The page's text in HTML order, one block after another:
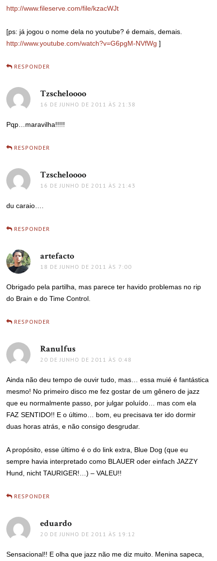
http://www.fileserve.com/file/kzacWJt
[ps: já jogou o nome dela no youtube? é demais, demais.
http://www.youtube.com/watch?v=G6pgM-NVfWg ]
RESPONDER
Tzscheloooo
16 DE JUNHO DE 2011 ÀS 21:38
Pqp…maravilha!!!!!
RESPONDER
Tzscheloooo
16 DE JUNHO DE 2011 ÀS 21:43
du caraio….
RESPONDER
artefacto
18 DE JUNHO DE 2011 ÀS 7:00
Obrigado pela partilha, mas parece ter havido problemas no rip
do Brain e do Time Control.
RESPONDER
Ranulfus
20 DE JUNHO DE 2011 ÀS 0:48
Ainda não deu tempo de ouvir tudo, mas… essa muié é fantástica
mesmo! No primeiro disco me fez gostar de um gênero de jazz
que eu normalmente passo, por julgar poluído… mas com ela
FAZ SENTIDO!! E o último… bom, eu precisava ter ido dormir
duas horas atrás, e não consigo desgrudar.
A propósito, esse último é o do link extra, Blue Dog (que eu
sempre havia interpretado como BLAUER oder einfach JAZZY
Hund, nicht TAURIGER!…) – VALEU!!
RESPONDER
eduardo
20 DE JUNHO DE 2011 ÀS 19:12
Sensacional!! E olha que jazz não me diz muito. Menina sapeca,